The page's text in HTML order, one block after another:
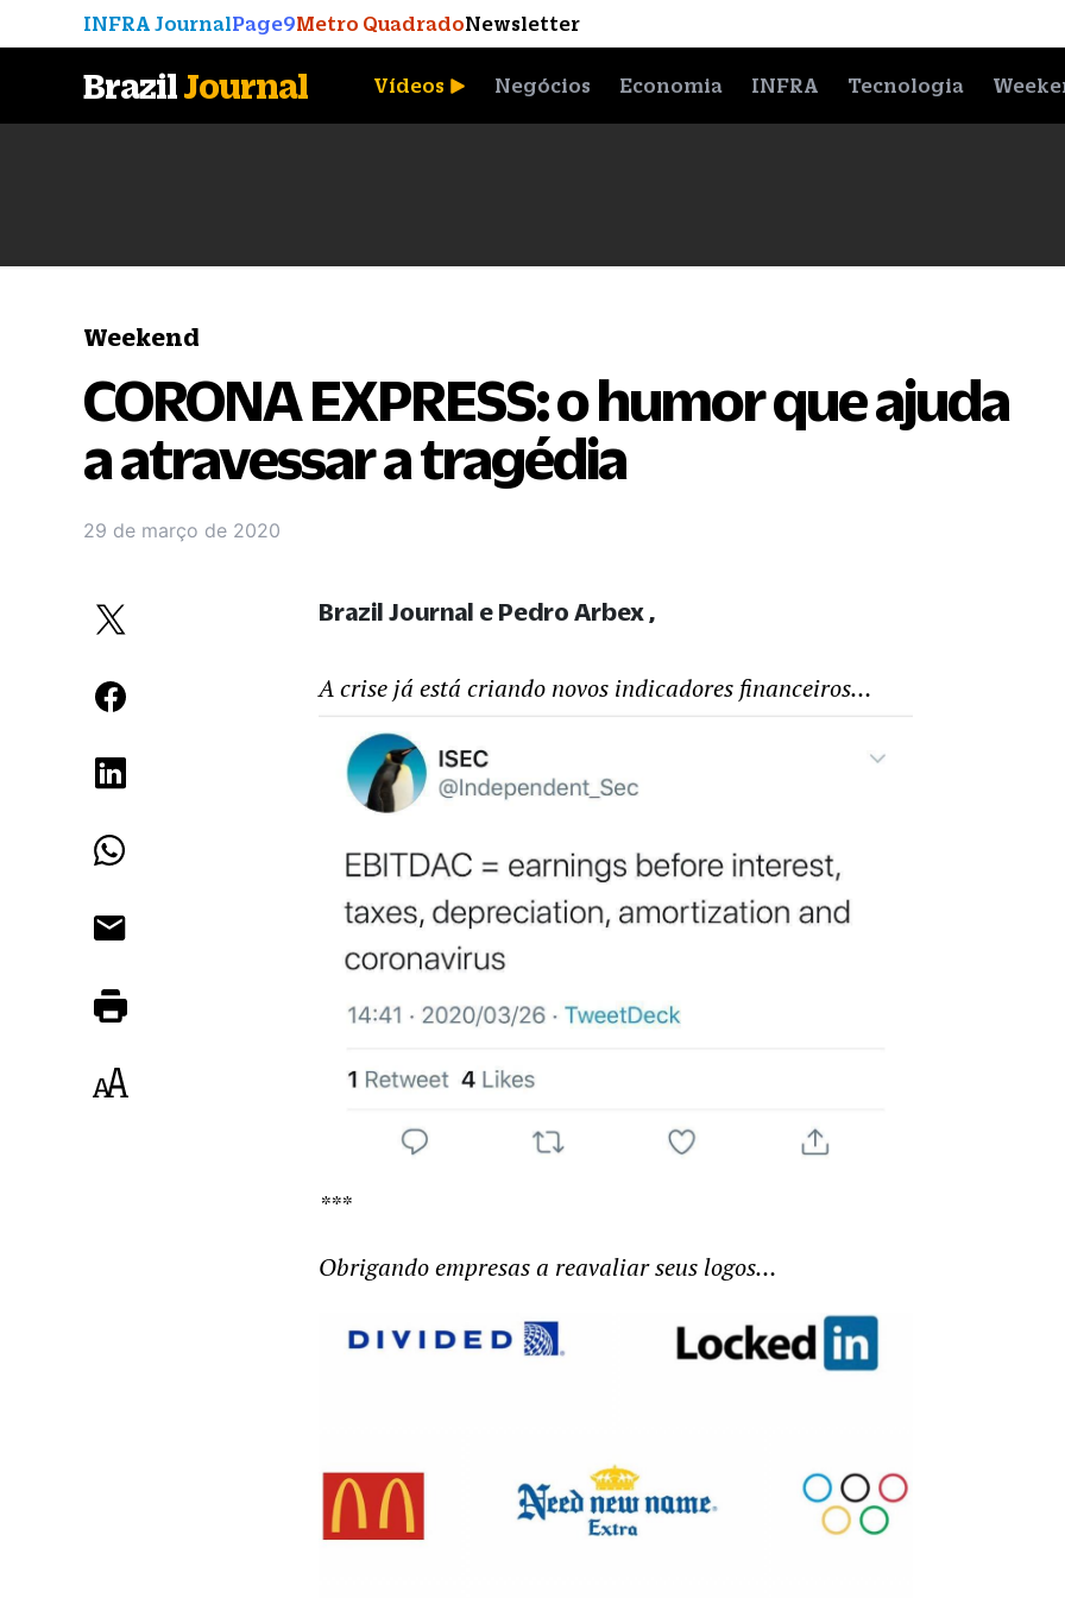
INFRA JournalPage9Metro QuadradoNewsletter
BrazilJournal Vídeos Negócios Economia INFRA Tecnologia
Weekend
CORONA EXPRESS: o humor que ajuda
a atravessar a tragédia
29 de março de 2020
A crise já está criando novos indicadores financeiros…
***
Obrigando empresas a reavaliar seus logos…
Brazil Journal e Pedro Arbex